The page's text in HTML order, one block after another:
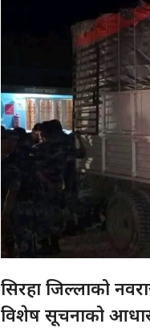
सिरहा जिल्लाको
विशेष सूचनाको